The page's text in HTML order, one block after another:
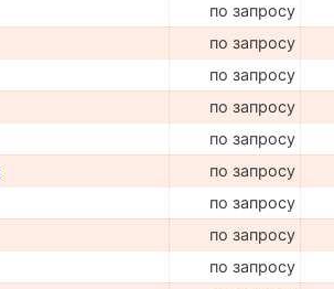
по запросу
по запросу
по запросу
по запросу
по запросу
по запросу
по запросу
по запросу
по запросу